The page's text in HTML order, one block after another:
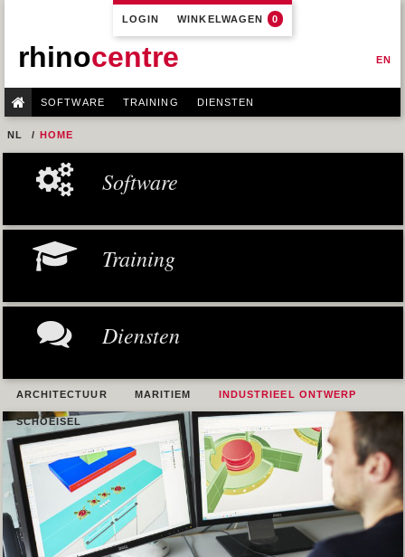
LOGIN WINKELWAGEN 0
EN
rhinocentre
SOFTWARE TRAINING DIENSTEN
NL HOME
Software
Training
Diensten
ARCHITECTUUR MARITIEM INDUSTRIEEL ONTWERP
SCHOEISEL